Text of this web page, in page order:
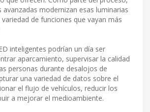
avanzadas modernizan esas luminarias
de funciones que vayan más
inteligentes podrían un día ser
aparcamiento, supervisar la calidad
personas durante desalojos de
una variedad de datos sobre el
el flujo de vehículos, reducir los
a mejorar el medioambiente.